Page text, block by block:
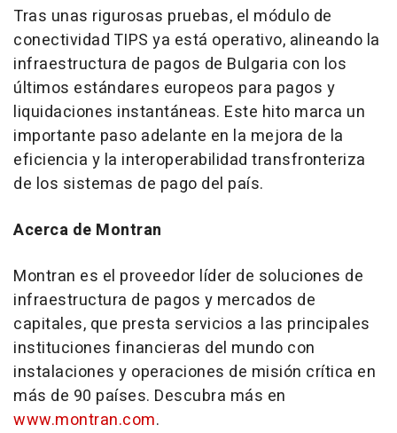
Tras unas rigurosas pruebas, el módulo de
conectividad TIPS ya está operativo, alineando la
infraestructura de pagos de Bulgaria con los
últimos estándares europeos para pagos y
liquidaciones instantáneas. Este hito marca un
importante paso adelante en la mejora de la
eficiencia y la interoperabilidad transfronteriza
de los sistemas de pago del país.
Acerca de Montran
Montran es el proveedor líder de soluciones de
infraestructura de pagos y mercados de
capitales, que presta servicios a las principales
instituciones financieras del mundo con
instalaciones y operaciones de misión crítica en
más de 90 países. Descubra más en
www.montran.com.